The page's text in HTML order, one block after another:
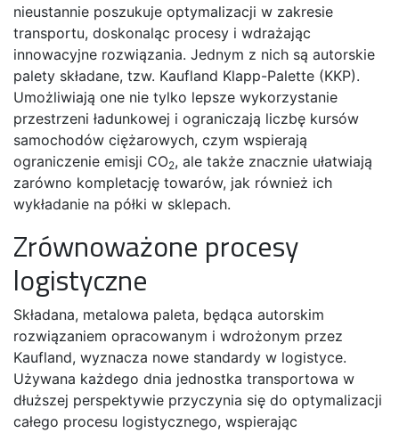
nieustannie poszukuje optymalizacji w zakresie
transportu, doskonaląc procesy i wdrażając
innowacyjne rozwiązania. Jednym z nich są autorskie
palety składane, tzw. Kaufland Klapp-Palette (KKP).
Umożliwiają one nie tylko lepsze wykorzystanie
przestrzeni ładunkowej i ograniczają liczbę kursów
samochodów ciężarowych, czym wspierają
ograniczenie emisji CO2­­, ale także znacznie ułatwiają
zarówno kompletację towarów, jak również ich
wykładanie na półki w sklepach.
Zrównoważone procesy
logistyczne
Składana, metalowa paleta, będąca autorskim
rozwiązaniem opracowanym i wdrożonym przez
Kaufland, wyznacza nowe standardy w logistyce.
Używana każdego dnia jednostka transportowa w
dłuższej perspektywie przyczynia się do optymalizacji
całego procesu logistycznego, wspierając